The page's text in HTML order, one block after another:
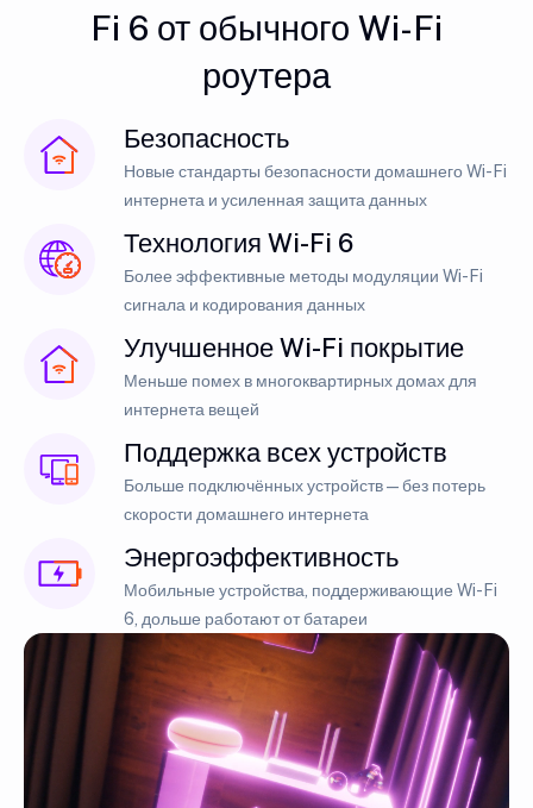
Fi 6 от обычного Wi-Fi
роутера
Безопасность
Новые стандарты безопасности домашнего Wi-Fi
интернета и усиленная защита данных
Технология Wi-Fi 6
Более эффективные методы модуляции Wi-Fi
сигнала и кодирования данных
Улучшенное Wi-Fi покрытие
Меньше помех в многоквартирных домах для
интернета вещей
Поддержка всех устройств
Больше подключённых устройств — без потерь
скорости домашнего интернета
Энергоэффективность
Мобильные устройства, поддерживающие Wi-Fi
6, дольше работают от батареи